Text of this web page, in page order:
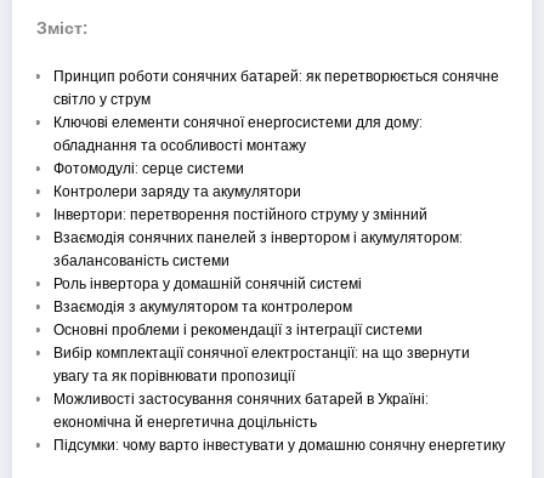
Зміст:
Принцип роботи сонячних батарей: як перетворюється сонячне
світло у струм
Ключові елементи сонячної енергосистеми для дому:
обладнання та особливості монтажу
Фотомодулі: серце системи
Контролери заряду та акумулятори
Інвертори: перетворення постійного струму у змінний
Взаємодія сонячних панелей з інвертором і акумулятором:
збалансованість системи
Роль інвертора у домашній сонячній системі
Взаємодія з акумулятором та контролером
Основні проблеми і рекомендації з інтеграції системи
Вибір комплектації сонячної електростанції: на що звернути
увагу та як порівнювати пропозиції
Можливості застосування сонячних батарей в Україні:
економічна й енергетична доцільність
Підсумки: чому варто інвестувати у домашню сонячну енергетику